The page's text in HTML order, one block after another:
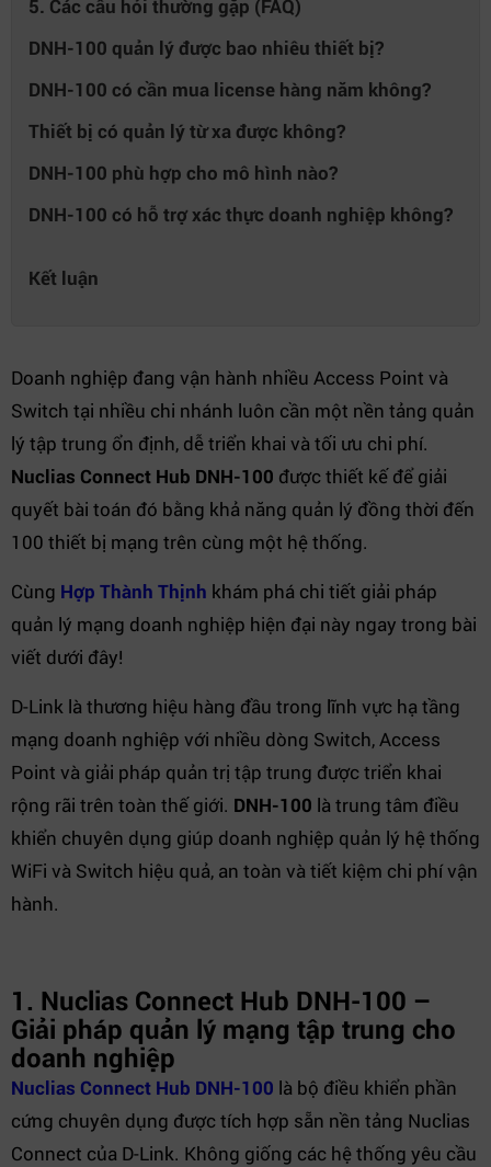
5. Các câu hỏi thường gặp (FAQ)
DNH-100 quản lý được bao nhiêu thiết bị?
DNH-100 có cần mua license hàng năm không?
Thiết bị có quản lý từ xa được không?
DNH-100 phù hợp cho mô hình nào?
DNH-100 có hỗ trợ xác thực doanh nghiệp không?
Kết luận
Doanh nghiệp đang vận hành nhiều Access Point và
Switch tại nhiều chi nhánh luôn cần một nền tảng quản
lý tập trung ổn định, dễ triển khai và tối ưu chi phí.
Nuclias Connect Hub DNH-100 được thiết kế để giải
quyết bài toán đó bằng khả năng quản lý đồng thời đến
100 thiết bị mạng trên cùng một hệ thống.
Cùng Hợp Thành Thịnh khám phá chi tiết giải pháp
quản lý mạng doanh nghiệp hiện đại này ngay trong bài
viết dưới đây!
D-Link là thương hiệu hàng đầu trong lĩnh vực hạ tầng
mạng doanh nghiệp với nhiều dòng Switch, Access
Point và giải pháp quản trị tập trung được triển khai
rộng rãi trên toàn thế giới. DNH-100 là trung tâm điều
khiển chuyên dụng giúp doanh nghiệp quản lý hệ thống
WiFi và Switch hiệu quả, an toàn và tiết kiệm chi phí vận
hành.
1. Nuclias Connect Hub DNH-100 –
Giải pháp quản lý mạng tập trung cho
doanh nghiệp
Nuclias Connect Hub DNH-100 là bộ điều khiển phần
cứng chuyên dụng được tích hợp sẵn nền tảng Nuclias
Connect của D-Link. Không giống các hệ thống yêu cầu